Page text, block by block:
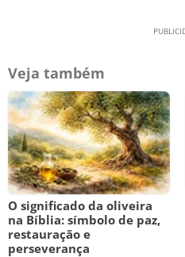
Veja também
O significado da oliveira
na Bíblia: símbolo de paz,
restauração e
perseverança